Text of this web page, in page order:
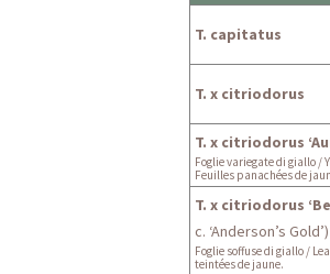
T. capitatus
T. x citriodorus
T. x citriodorus
Foglie variegate di giallo /
Feuilles panachées de
T. x citriodorus
c. ‘Anderson’s Gold’)
Foglie soffuse di giallo /
teintées de jaune.